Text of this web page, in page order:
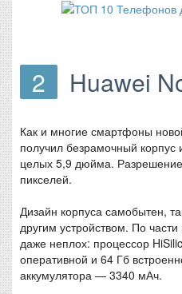
2 Huawei
Как и многие смартфоны
получил безрамочный
целых 5,9 дюйма.
пикселей.
Дизайн корпуса самобытен,
другим устройством. По
даже неплох: процессор
оперативной и 64 Гб
аккумулятора — 3340 мАч.